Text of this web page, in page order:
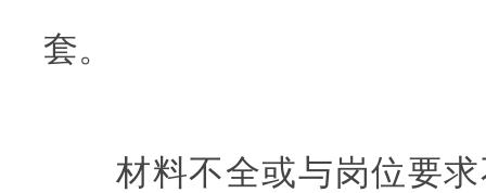
套。
材料不全或与岗位要求